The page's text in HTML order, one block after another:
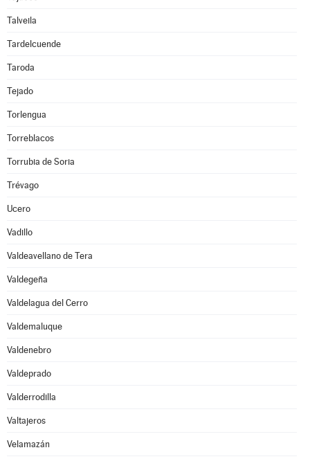
Talveila
Tardelcuende
Taroda
Tejado
Torlengua
Torreblacos
Torrubia de Soria
Trévago
Ucero
Vadillo
Valdeavellano de Tera
Valdegeña
Valdelagua del Cerro
Valdemaluque
Valdenebro
Valdeprado
Valderrodilla
Valtajeros
Velamazán